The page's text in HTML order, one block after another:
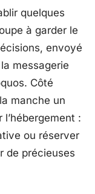
quelques
à garder le
envoyé
messagerie
Côté
manche un
:
ou réserver
de précieuses